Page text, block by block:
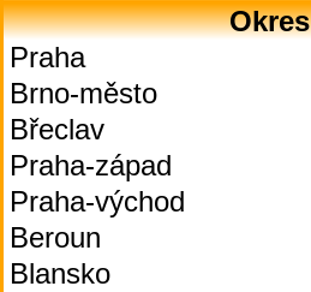
Okres
Praha
Brno-město
Břeclav
Praha-západ
Praha-východ
Beroun
Blansko